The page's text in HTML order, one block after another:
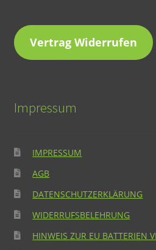
Vertrag Widerrufen
Impressum
IMPRESSUM
AGB
DATENSCHUTZERKLÄRUNG
WIDERRUFSBELEHRUNG
HINWEIS ZUR EU BATTERIEN